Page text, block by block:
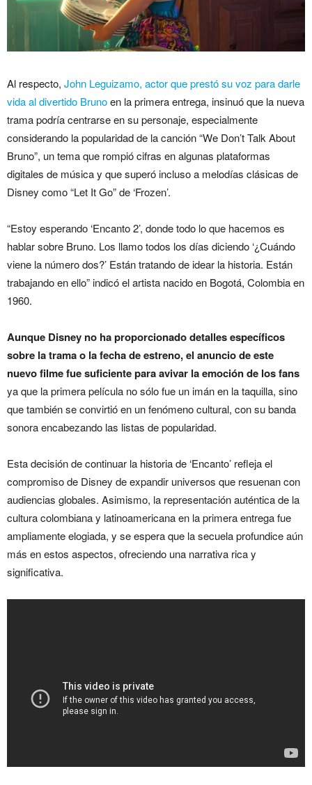
Al respecto, John Leguizamo, actor que prestó su voz para darle
vida al divertido Brunoen la primera entrega, insinuó que la nueva
trama podría centrarse en su personaje, especialmente
considerando la popularidad de la canción “We Don’t Talk About
Bruno”, un tema que rompió cifras en algunas plataformas
digitales de música y que superó incluso a melodías clásicas de
Disney como “Let It Go” de ‘Frozen’.
“Estoy esperando ‘Encanto 2’, donde todo lo que hacemos es
hablar sobre Bruno. Los llamo todos los días diciendo ‘¿Cuándo
viene la número dos?’ Están tratando de idear la historia. Están
trabajando en ello” indicó el artista nacido en Bogotá, Colombia en
1960.
Aunque Disney no ha proporcionado detalles específicos
sobre la trama o la fecha de estreno, el anuncio de este
nuevo filme fue suficiente para avivar la emoción de los fans
ya que la primera película no sólo fue un imán en la taquilla, sino
que también se convirtió en un fenómeno cultural, con su banda
sonora encabezando las listas de popularidad.
Esta decisión de continuar la historia de ‘Encanto’ refleja el
compromiso de Disney de expandir universos que resuenan con
audiencias globales. Asimismo, la representación auténtica de la
cultura colombiana y latinoamericana en la primera entrega fue
ampliamente elogiada, y se espera que la secuela profundice aún
más en estos aspectos, ofreciendo una narrativa rica y
significativa.